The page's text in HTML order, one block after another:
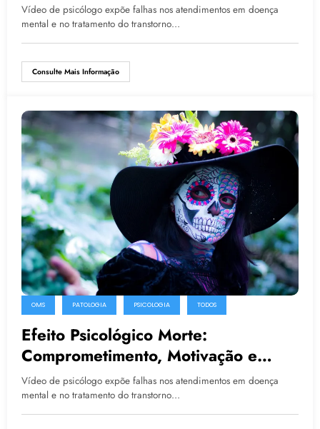
Vídeo de psicólogo expõe falhas nos atendimentos em doença
mental e no tratamento do transtorno…
Consulte Mais Informação
OMS PATOLOGIA PSICOLOGIA TODOS
Efeito Psicológico Morte:
Comprometimento, Motivação e
Procrastinação
Vídeo de psicólogo expõe falhas nos atendimentos em doença
mental e no tratamento do transtorno…